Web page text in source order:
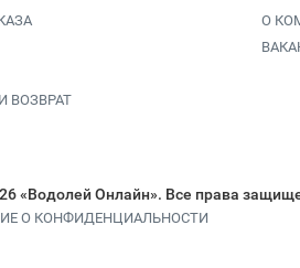
ВОЗВРАТ
О
«Водолей Онлайн». Все права
О КОНФИДЕНЦИАЛЬНОСТИ